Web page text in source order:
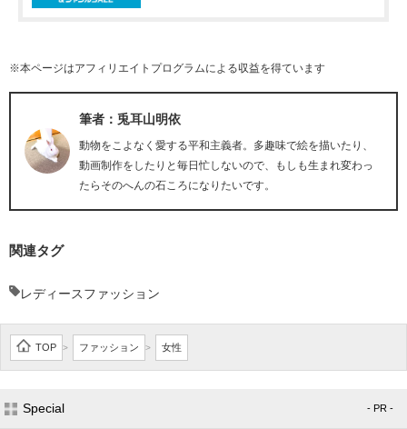
※本ページはアフィリエイトプログラムによる収益を得ています
筆者：兎耳山明依
動物をこよなく愛する平和主義者。多趣味で絵を描いたり、
動画制作をしたりと毎日忙しないので、もしも生まれ変わっ
たらそのへんの石ころになりたいです。
関連タグ
レディースファッション
TOP > ファッション > 女性
Special - PR -